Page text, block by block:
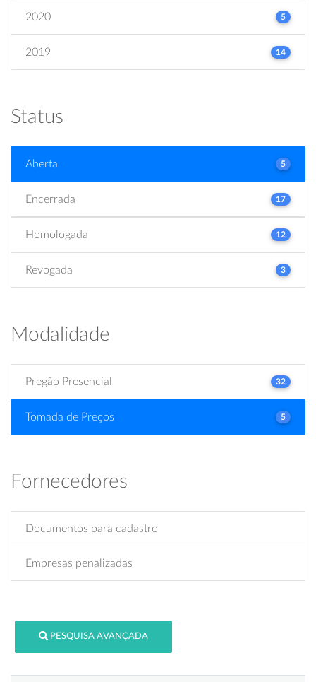
2020 5
2019 14
Status
Aberta 5
Encerrada 17
Homologada 12
Revogada 3
Modalidade
Pregão Presencial 32
Tomada de Preços 5
Fornecedores
Documentos para cadastro
Empresas penalizadas
PESQUISA AVANÇADA